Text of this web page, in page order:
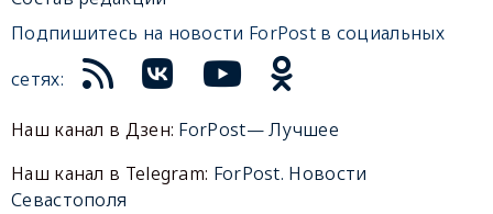
Подпишитесь на новости ForPost в социальных
сетях:
Наш канал в Дзен: ForPost— Лучшее
Наш канал в Telegram: ForPost. Новости
Севастополя